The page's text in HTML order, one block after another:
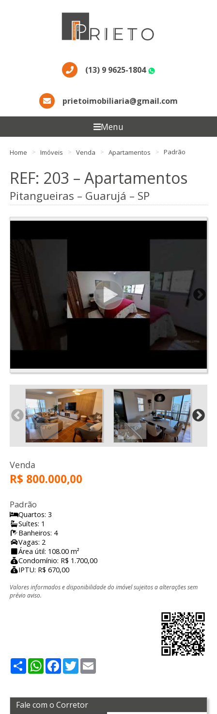
(13) 9 9625-1804
prietoimobiliaria@gmail.com
Menu
Home Imóveis Venda Apartamentos Padrão
REF: 203 – Apartamentos
Pitangueiras – Guarujá – SP
Venda
R$ 800.000,00
Padrão
Quartos: 3
Suítes: 1
Banheiros: 4
Vagas: 2
Área útil: 108.00 m²
Condomínio: R$ 1.700,00
IPTU: R$ 670,00
Valores informados e disponibilidade do imóvel sujeitos a alterações sem
prévio aviso.
ShareWhatsApp
Facebook
Twitter
Fale com o Corretor